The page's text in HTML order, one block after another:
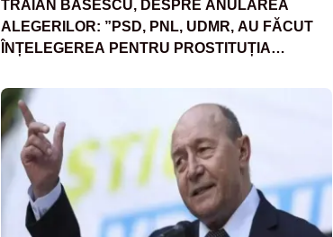
TRAIAN BĂSESCU, DESPRE ANULAREA
ALEGERILOR: ”PSD, PNL, UDMR, AU FĂCUT
ÎNȚELEGEREA PENTRU PROSTITUȚIA
ROMÂNIA ÎN 2024”